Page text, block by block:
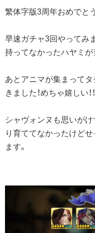
繁体字版3周年おめでとう
早速ガチャ3回やってみ
持ってなかったハヤミが
あとアニマが集まって
きました！めちゃ嬉しい！！
シャヴォンヌも思いが
り育ててなかったけど
ます。